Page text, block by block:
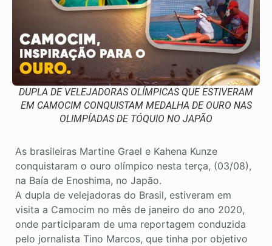
DUPLA DE VELEJADORAS OLÍMPICAS QUE ESTIVERAM
EM CAMOCIM CONQUISTAM MEDALHA DE OURO NAS
OLIMPÍADAS DE TÓQUIO NO JAPÃO
As brasileiras Martine Grael e Kahena Kunze
conquistaram o ouro olímpico nesta terça, (03/08),
na Baía de Enoshima, no Japão.
A dupla de velejadoras do Brasil, estiveram em
visita a Camocim no mês de janeiro do ano 2020,
onde participaram de uma reportagem conduzida
pelo jornalista Tino Marcos, que tinha por objetivo